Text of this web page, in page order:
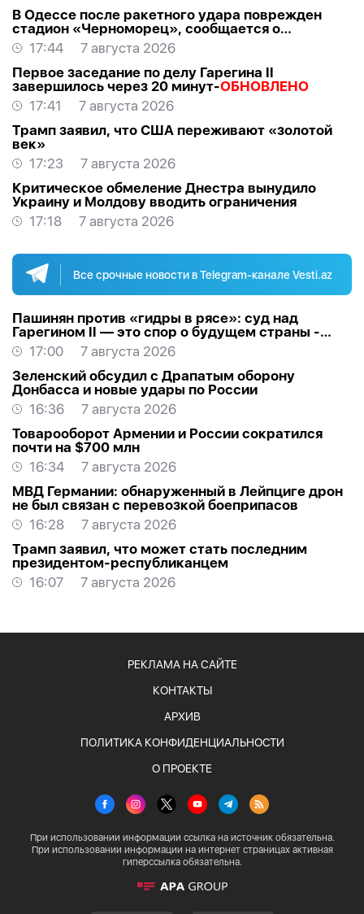
В Одессе после ракетного удара поврежден
стадион «Черноморец», сообщается о
погибшем- ВИДЕО
17:44
7 августа 2026
Первое заседание по делу Гарегина II
завершилось через 20 минут-ОБНОВЛЕНО
17:41
7 августа 2026
Трамп заявил, что США переживают «золотой
век»
17:23
7 августа 2026
Критическое обмеление Днестра вынудило
Украину и Молдову вводить ограничения
17:18
7 августа 2026
Все срочные новости в Telegram-канале Vesti.az
Пашинян против «гидры в рясе»: суд над
Гарегином II — это спор о будущем страны -
МНЕНИЕ
17:00
7 августа 2026
Зеленский обсудил с Драпатым оборону
Донбасса и новые удары по России
16:36
7 августа 2026
Товарооборот Армении и России сократился
почти на $700 млн
16:34
7 августа 2026
МВД Германии: обнаруженный в Лейпциге дрон
не был связан с перевозкой боеприпасов
16:28
7 августа 2026
Трамп заявил, что может стать последним
президентом-республиканцем
16:07
7 августа 2026
РЕКЛАМА НА САЙТЕ
КОНТАКТЫ
АРХИВ
ПОЛИТИКА КОНФИДЕНЦИАЛЬНОСТИ
О ПРОЕКТЕ
При использовании информации ссылка на источник обязательна.
При использовании информации на интернет страницах активная
гиперссылка обязательна.